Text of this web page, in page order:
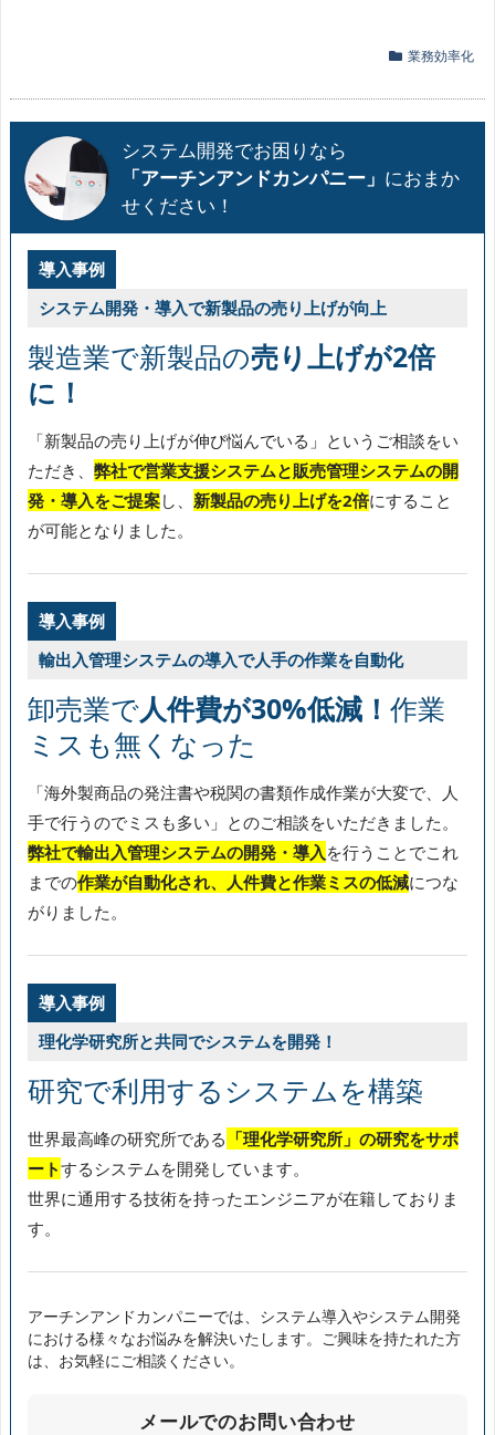
業務効率化
システム開発でお困りなら
「アーチンアンドカンパニー」 におまか
せください！
導入事例
システム開発・導入で新製品の売り上げが向上
製造業で新製品の売り上げが2倍
に！
「新製品の売り上げが伸び悩んでいる」というご相談をい
ただき、 弊社で営業支援システムと販売管理システムの開
発・導入をご提案し、 新製品の売り上げを2倍にすること
が可能となりました。
導入事例
輸出入管理システムの導入で人手の作業を自動化
卸売業で人件費が30%低減！ 作業
ミスも無くなった
「海外製商品の発注書や税関の書類作成作業が大変で、人
手で行うのでミスも多い」とのご相談をいただきました。
弊社で輸出入管理システムの開発・導入を行うことでこれ
までの作業が自動化され、人件費と作業ミスの低減につな
がりました。
導入事例
理化学研究所と共同でシステムを開発！
研究で利用するシステムを構築
世界最高峰の研究所である 「理化学研究所」の研究をサポ
ートするシステムを開発しています。
世界に通用する技術を持ったエンジニアが在籍しておりま
す。
アーチンアンドカンパニーでは、システム導入やシステム開発
における様々なお悩みを解決いたします。ご興味を持たれた方
は、お気軽にご相談ください。
メールでのお問い合わせ